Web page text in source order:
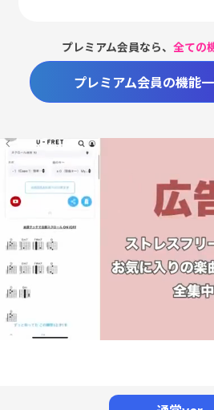
プレミアム会員なら、全ての
プレミアム会員の機能